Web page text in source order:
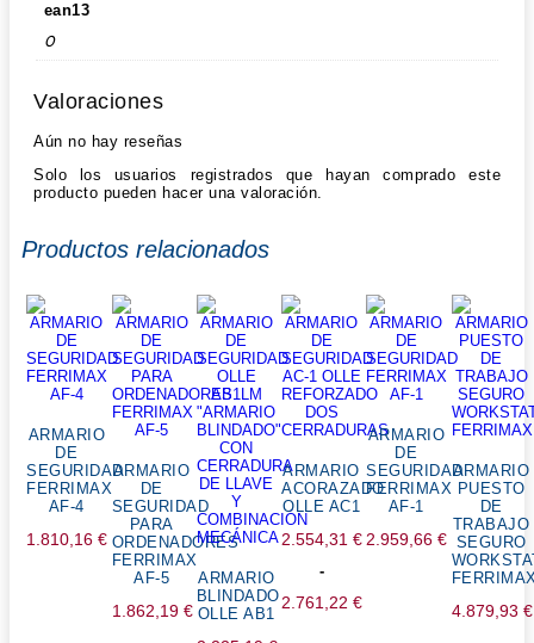
ean13
0
Valoraciones
Aún no hay reseñas
Solo los usuarios registrados que hayan comprado este
producto pueden hacer una valoración.
Productos relacionados
ARMARIO
DE
SEGURIDAD
FERRIMAX
AF-4
1.810,16€
ARMARIO
DE
SEGURIDAD
PARA
ORDENADORES
FERRIMAX
AF-5
1.862,19 €
ARMARIO
BLINDADO
OLLE AB1
ARMARIO
ACORAZADO
OLLE AC1
2.554,31€
-
2.761,22€
ARMARIO
DE
SEGURIDAD
FERRIMAX
AF-1
2.959,66€
ARMARIO
PUESTO
DE
TRABAJO
SEGURO
4.879,93 €